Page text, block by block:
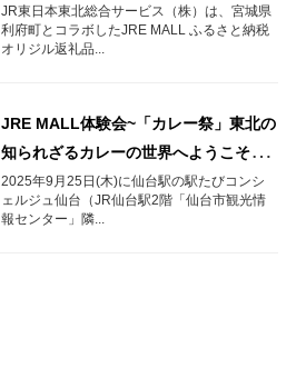
紹介！
JR東日本東北総合サービス（株）は、宮城県
利府町とコラボしたJRE MALL ふるさと納税
オリジル返礼品...
JRE MALL体験会~「カレー祭」東北の
知られざるカレーの世界へようこそ~を
開催します！
2025年9月25日(木)に仙台駅の駅たびコンシ
ェルジュ仙台（JR仙台駅2階「仙台市観光情
報センター」隣...